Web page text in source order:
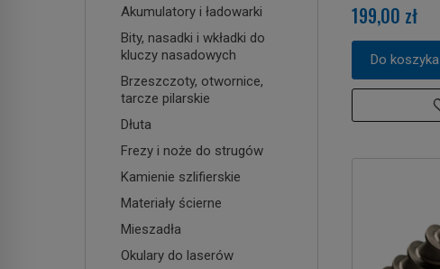
199,00 zł
Do koszyka
Akumulatory i ładowarki
Bity, nasadki i wkładki do
kluczy nasadowych
Brzeszczoty, otwornice,
tarcze pilarskie
Dłuta
Frezy i noże do strugów
Kamienie szlifierskie
Materiały ścierne
Mieszadła
Okulary do laserów